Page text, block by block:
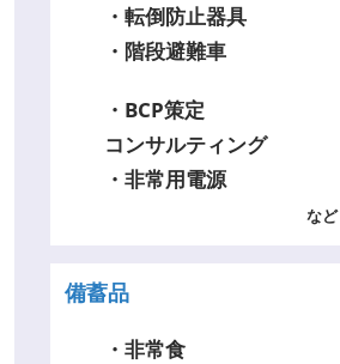
・転倒防止器具
・階段避難車
・BCP策定
コンサルティング
・非常用電源
など
備蓄品
・非常食